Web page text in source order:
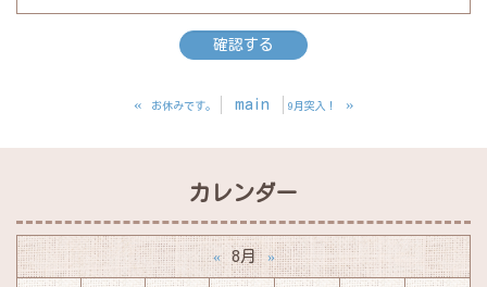
« お休みです。 main 9月突入！ »
カレンダー
« 8月 »